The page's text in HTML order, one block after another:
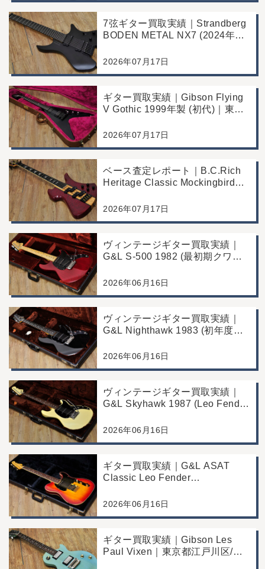
7弦ギター買取実績｜Strandberg
BODEN METAL NX7 (2024年製)
店
2026年07月17日
ギター買取実績｜Gibson Flying
V Gothic 1999年製 (初代)｜東京
2026年07月17日
ベース査定レポート｜B.C.Rich
Heritage Classic Mockingbird
にて買取
2026年07月17日
ヴィンテージギター買取実績｜
G&L S-500 1982 (最初期クワガ
買取/コンディション良好の査定
2026年06月16日
ヴィンテージギター買取実績｜
G&L Nighthawk 1983 (初年度マ
区/店頭買取/コンディション良好
2026年06月16日
ヴィンテージギター買取実績｜
G&L Skyhawk 1987 (Leo Fender
川区/店頭買取/コンディション良
2026年06月16日
ギター買取実績｜G&L ASAT
Classic Leo Fender
江戸川区/店頭買取/コンディショ
2026年06月16日
ギター買取実績｜Gibson Les
Paul Vixen｜東京都江戸川区/店